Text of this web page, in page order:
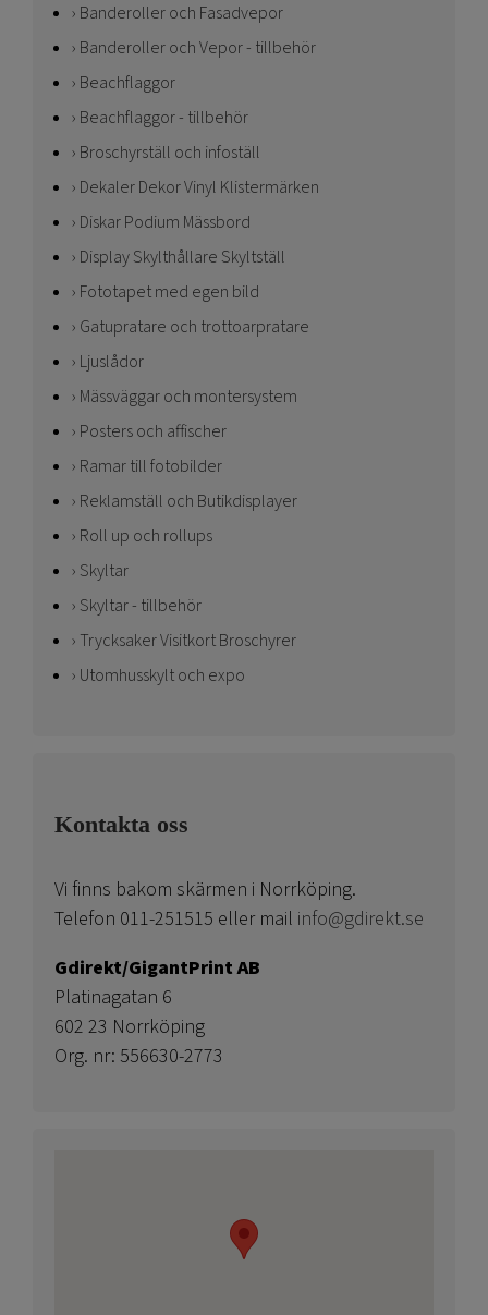
Banderoller och Fasadvepor
Banderoller och Vepor - tillbehör
Beachflaggor
Beachflaggor - tillbehör
Broschyrställ och infoställ
Dekaler Dekor Vinyl Klistermärken
Diskar Podium Mässbord
Display Skylthållare Skyltställ
Fototapet med egen bild
Gatupratare och trottoarpratare
Ljuslådor
Mässväggar och montersystem
Posters och affischer
Ramar till fotobilder
Reklamställ och Butikdisplayer
Roll up och rollups
Skyltar
Skyltar - tillbehör
Trycksaker Visitkort Broschyrer
Utomhusskylt och expo
Kontakta oss
Vi finns bakom skärmen i Norrköping.
Telefon 011-251515 eller mail info@gdirekt.se
Gdirekt/GigantPrint AB
Platinagatan 6
602 23 Norrköping
Org. nr: 556630-2773